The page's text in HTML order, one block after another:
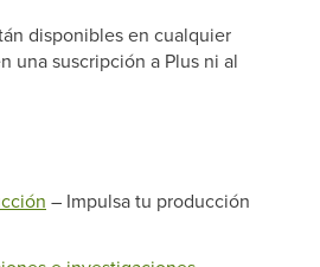
disponibles en cualquier
una suscripción a Plus ni al
– Impulsa tu producción